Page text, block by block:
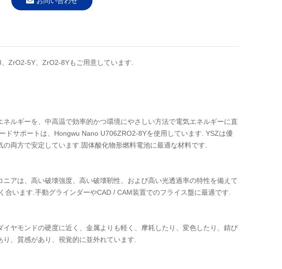
ZrO2-5​​Y、ZrO2-8Yもご用意しています.
ルギーを、中高温で効率的かつ環境にやさしい方法で電気エネルギーに直
ドサポートは、Hongwu Nano U706ZRO2-8Yを使用しています. YSZは優
両方で安定しています.固体酸化物形燃料電池に最適な材料です.
アは、高い破壊強度、高い破壊靭性、および高い光透過率の特性を備えて
います.手動グラインダーやCAD / CAM装置でのフライス盤に最適です.
ヤモンドの硬度に近く、金属よりも軽く、摩耗したり、変色したり、錆び
、質感があり、視覚的に並外れています.